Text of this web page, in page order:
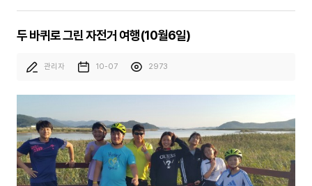
두 바퀴로 그린 자전거 여행(10월6일)
관리자 10-07 2973